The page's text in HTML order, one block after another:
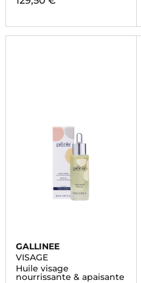
GALLINEE
VISAGE
Huile visage
nourrissante & apaisante